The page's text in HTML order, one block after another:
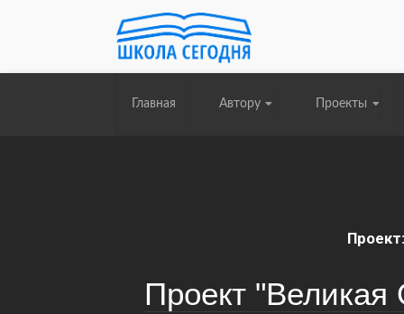
Главная Автору Проекты
Проект:
Проект "Великая